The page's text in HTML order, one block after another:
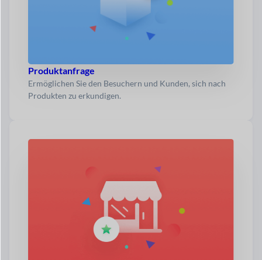
Produktanfrage
Ermöglichen Sie den Besuchern und Kunden, sich nach
Produkten zu erkundigen.